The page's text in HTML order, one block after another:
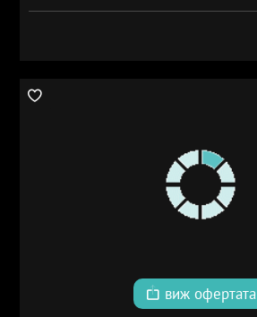
виж офертата